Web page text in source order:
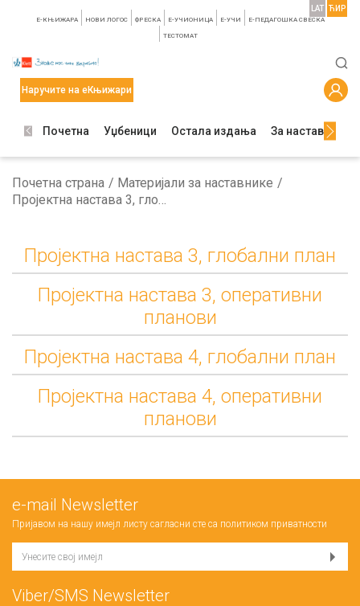
E-КЊИЖАРА НОВИ ЛОГОС ФРЕСКА E-УЧИОНИЦА E-УЧИ Е-ПЕДАГОШКА СВЕСКА
TЕСТОМАТ
LAT ЋИР
Наручите на еКњижари
Почетна Уџбеници Остала издања За наставнике
Почетна страна
Материјали за наставнике
Пројектна настава 3, глобални план
Пројектна настава 3, глобални план
Пројектна настава 3, оперативни
планови
Пројектна настава 4, глобални план
Пројектна настава 4, оперативни
планови
е-mail Newsletter
Пријавом на нашу имејл листу сагласни сте са политиком приватности
Viber/SMS Newsletter